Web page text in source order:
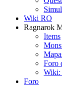
Wiki RO
Ragnarok
Items
Foro
Wiki:
Foro